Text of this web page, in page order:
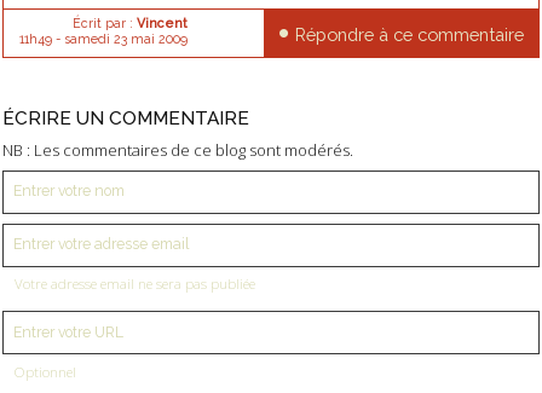
Écrit par : Vincent
11h49- samedi 23 mai 2009 Répondre à ce commentaire
ÉCRIRE UN COMMENTAIRE
NB : Les commentaires de ce blog sont modérés.
Votre adresse email ne sera pas publiée
Optionnel